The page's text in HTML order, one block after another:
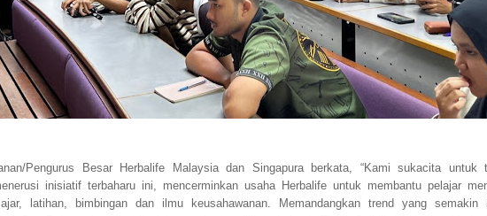
Pengurus Besar Herbalife Malaysia dan Singapura berkata, “Kami sukacita untuk
inisiatif terbaharu ini, mencerminkan usaha Herbalife untuk membantu pelajar
latihan, bimbingan dan ilmu keusahawanan. Memandangkan trend yang semakin